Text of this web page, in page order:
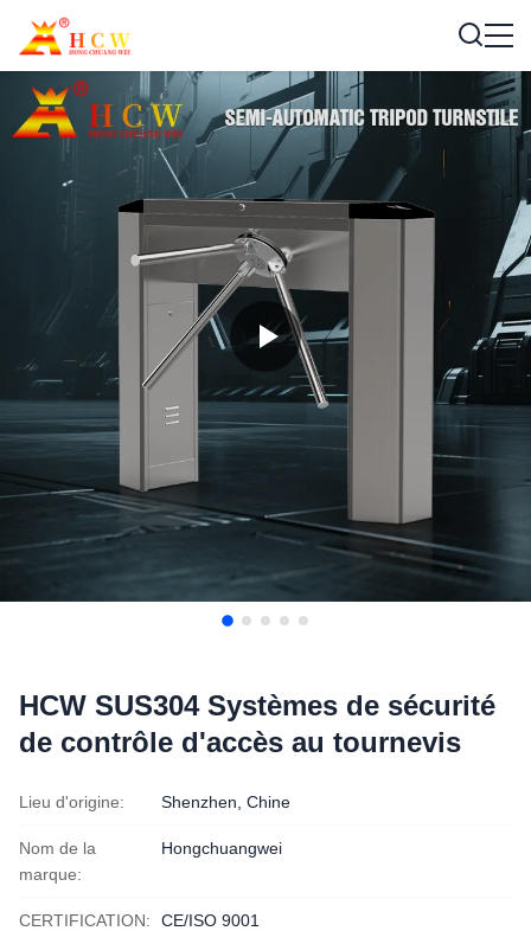
HCW SUS304 Systèmes de sécurité
de contrôle d'accès au tournevis
Lieu d'origine: Shenzhen, Chine
Nom de la
marque:
Hongchuangwei
CERTIFICATION: CE/ISO 9001